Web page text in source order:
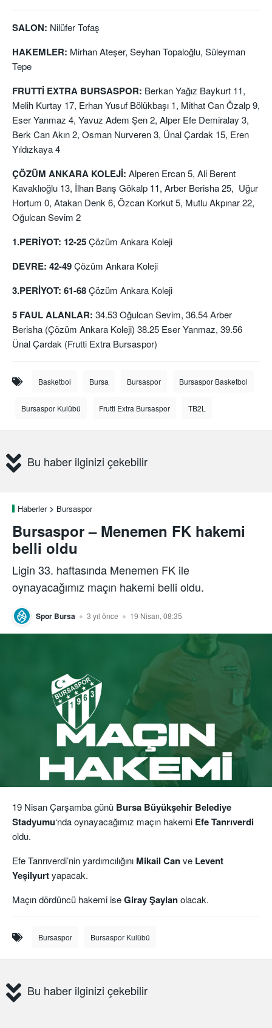
SALON: Nilüfer Tofaş
HAKEMLER: Mirhan Ateşer, Seyhan Topaloğlu, Süleyman
Tepe
FRUTTİ EXTRA BURSASPOR: Berkan Yağız Baykurt 11,
Melih Kurtay 17, Erhan Yusuf Bölükbaşı 1, Mithat Can Özalp 9,
Eser Yanmaz 4, Yavuz Adem Şen 2, Alper Efe Demiralay 3,
Berk Can Akın 2, Osman Nurveren 3, Ünal Çardak 15, Eren
Yıldızkaya 4
ÇÖZÜM ANKARA KOLEJİ: Alperen Ercan 5, Ali Berent
Kavaklıoğlu 13, İlhan Barış Gökalp 11, Arber Berisha 25, Uğur
Hortum 0, Atakan Denk 6, Özcan Korkut 5, Mutlu Akpınar 22,
Oğulcan Sevim 2
1.PERİYOT: 12-25Çözüm Ankara Koleji
DEVRE: 42-49Çözüm Ankara Koleji
3.PERİYOT: 61-68Çözüm Ankara Koleji
5 FAUL ALANLAR: 34.53 Oğulcan Sevim, 36.54 Arber
Berisha (Çözüm Ankara Koleji) 38.25 Eser Yanmaz, 39.56
Ünal Çardak (Frutti Extra Bursaspor)
Basketbol Bursa Bursaspor Bursaspor Basketbol
Bursaspor Kulübü Frutti Extra Bursaspor TB2L
Bu haber ilginizi çekebilir
Haberler Bursaspor
Bursaspor – Menemen FK hakemi
belli oldu
Ligin 33. haftasında Menemen FK ile
oynayacağımız maçın hakemi belli oldu.
Spor Bursa 3 yıl önce 19 Nisan, 08:35
19 Nisan Çarşamba günü Bursa Büyükşehir Belediye
Stadyumu‘nda oynayacağımız maçın hakemi Efe Tanrıverdi
oldu.
Efe Tanrıverdi’nin yardımcılığını Mikail Canve Levent
Yeşilyurtyapacak.
Maçın dördüncü hakemi iseGiray Şaylanolacak.
Bursaspor Bursaspor Kulübü
Bu haber ilginizi çekebilir